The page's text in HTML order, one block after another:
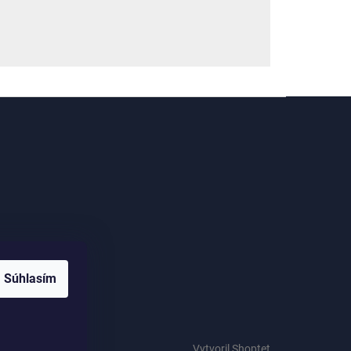
Súhlasím
Vytvoril Shoptet